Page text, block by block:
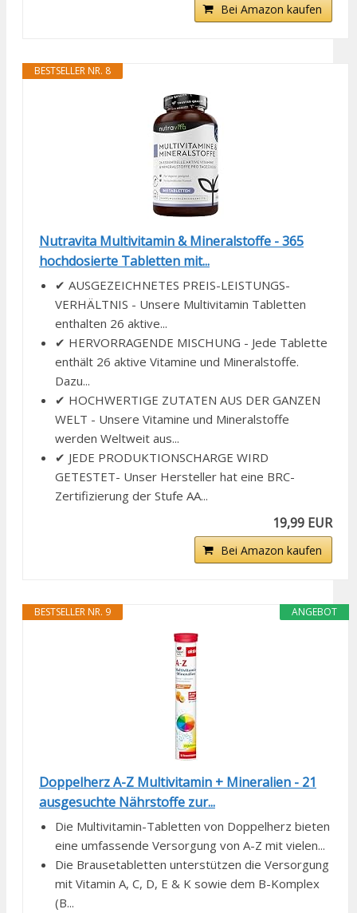
Bei Amazon kaufen
BESTSELLER NR. 8
Nutravita Multivitamin & Mineralstoffe - 365
hochdosierte Tabletten mit...
✔ AUSGEZEICHNETES PREIS-LEISTUNGS-
VERHÄLTNIS - Unsere Multivitamin Tabletten
enthalten 26 aktive...
✔ HERVORRAGENDE MISCHUNG - Jede Tablette
enthält 26 aktive Vitamine und Mineralstoffe.
Dazu...
✔ HOCHWERTIGE ZUTATEN AUS DER GANZEN
WELT - Unsere Vitamine und Mineralstoffe
werden Weltweit aus...
✔ JEDE PRODUKTIONSCHARGE WIRD
GETESTET- Unser Hersteller hat eine BRC-
Zertifizierung der Stufe AA...
19,99 EUR
Bei Amazon kaufen
ANGEBOT
BESTSELLER NR. 9
Doppelherz A-Z Multivitamin + Mineralien - 21
ausgesuchte Nährstoffe zur...
Die Multivitamin-Tabletten von Doppelherz bieten
eine umfassende Versorgung von A-Z mit vielen...
Die Brausetabletten unterstützen die Versorgung
mit Vitamin A, C, D, E & K sowie dem B-Komplex
(B...